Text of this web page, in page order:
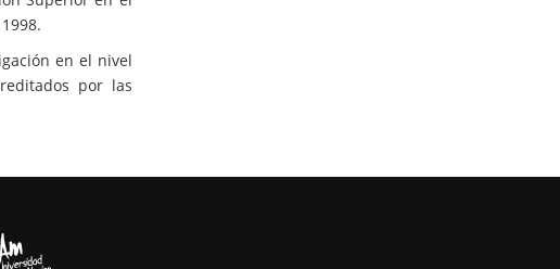
en el nivel
por las